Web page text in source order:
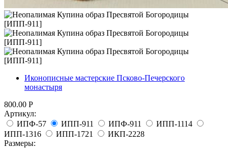
Иконописные мастерские Псково-Печерского
монастыря
800.00 Р
Артикул:
ИПФ-57
ИПП-911 ИПФ-911
ИПП-1114
ИПП-1316
ИПП-1721
ИКП-2228
Размеры: